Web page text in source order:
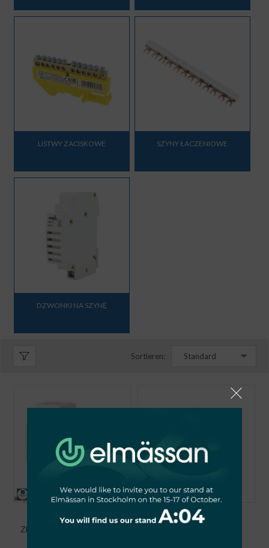
LISTWY ZACISKOWE SZYNY ŁACZENIOWE
DZWONKI NA SZYNĘ
Sortieren: Standard
WYŁĄCZNIK
ZMIERZCHOWY 20A 2-100
DZWONEK NA SZYNĘ